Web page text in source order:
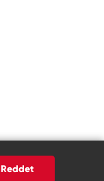
Reddet